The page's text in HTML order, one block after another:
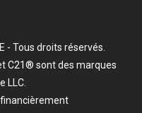
- Tous droits réservés.
C21® sont des marques
LLC.